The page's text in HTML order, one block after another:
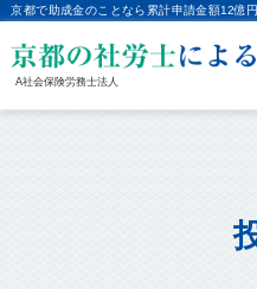
京都で助成金のことなら累計申請金額12億
A社会保険労務士法人